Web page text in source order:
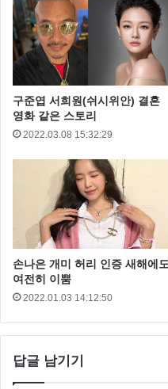
군살 하나 없는 완벽한
구준엽 서희원(쉬시위안) 결혼
영화 같은 스토리
2022.03.08 15:32:29
손나은 개미 허리 인증 새해에도
여전히 이뿜
2022.01.03 14:12:50
답글 남기기